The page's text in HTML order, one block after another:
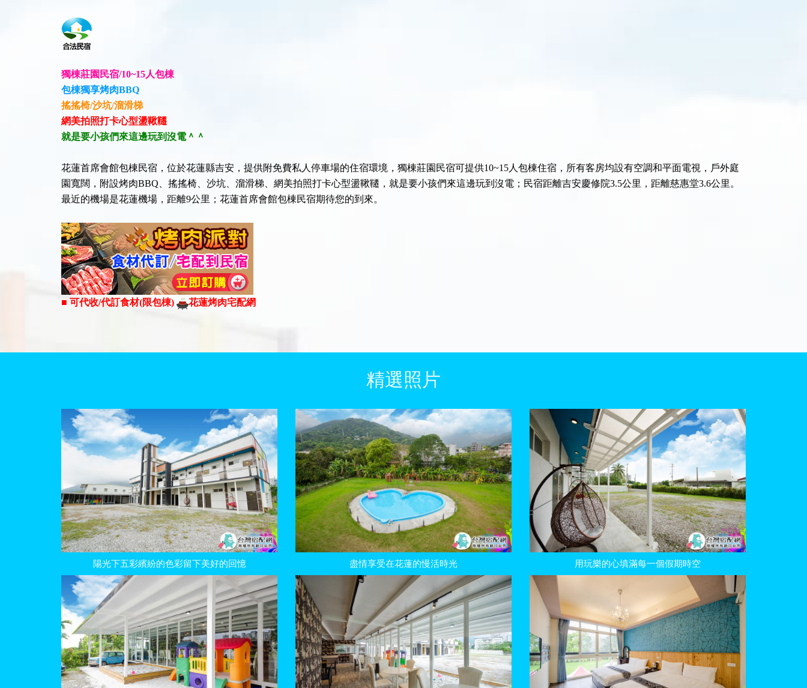
獨棟莊園民宿/10~15人包棟
包棟獨享烤肉BBQ
搖搖椅/沙坑/溜滑梯
網美拍照打卡心型盪鞦韆
就是要小孩們來這邊玩到沒電＾＾
花蓮首席會館包棟民宿，位於花蓮縣吉安，提供附免費私人停車場的住宿環境，獨棟莊園民宿可提供10~15人包棟住宿，所有客房均設有空調和平面電視，戶外庭
園寬闊，附設烤肉BBQ、搖搖椅、沙坑、溜滑梯、網美拍照打卡心型盪鞦韆，就是要小孩們來這邊玩到沒電；民宿距離吉安慶修院3.5公里，距離慈惠堂3.6公里。
最近的機場是花蓮機場，距離9公里；花蓮首席會館包棟民宿期待您的到來。
■ 可代收/代訂食材(限包棟) 花蓮烤肉宅配網​
精選照片
陽光下五彩繽紛的色彩留下美好的回憶 盡情享受在花蓮的慢活時光 用玩樂的心填滿每一個假期時空